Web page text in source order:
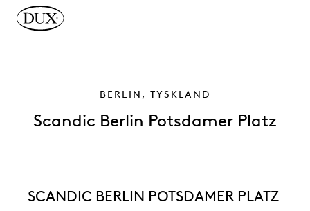
BERLIN, TYSKLAND
Scandic Berlin Potsdamer Platz
SCANDIC BERLIN POTSDAMER PLATZ